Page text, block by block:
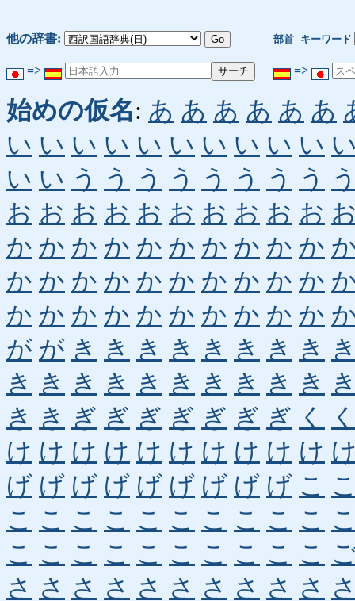
他の辞書: 部首 キーワード
=> =>
始めの仮名: あ あ あ あ あ あ
い い い い い い い い い い
い い う う う う う う う う
お お お お お お お お お お
か か か か か か か か か か
か か か か か か か か か か
か か か か か か か か か か
が が き き き き き き き き
き き き き き き き き き き
き き ぎ ぎ ぎ ぎ ぎ ぎ ぎ く
け け け け け け け け け け
げ げ げ げ げ げ げ げ げ こ
こ こ こ こ こ こ こ こ こ こ
こ こ こ こ こ こ こ こ こ こ
さ さ さ さ さ さ さ さ さ さ